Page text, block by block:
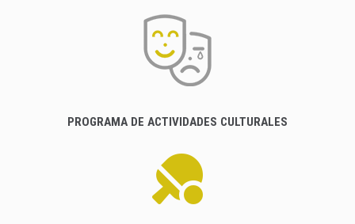
PROGRAMA DE ACTIVIDADES CULTURALES